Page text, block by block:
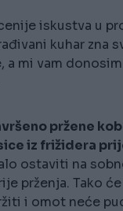
iskustva u
kuhar zna
a mi vam
pržene
iz frižidera
ostaviti na
prženja. Tako
i omot neće